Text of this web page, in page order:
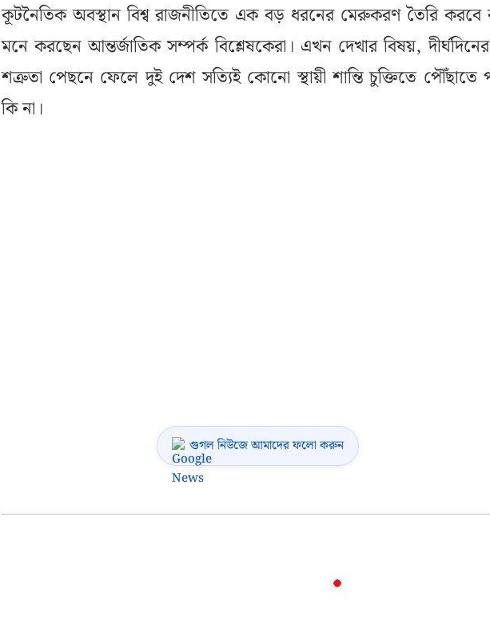
কূটনৈতিক অবস্থান বিশ্ব রাজনীতিতে এক বড় ধরনের মেরুকরণ তৈরি করবে
মনে করছেন আন্তর্জাতিক সম্পর্ক বিশ্লেষকেরা। এখন দেখার বিষয়,
শত্রুতা পেছনে ফেলে দুই দেশ সত্যিই কোনো স্থায়ী শান্তি চুক্তিতে পৌঁছাতে
কি না।
গুগল নিউজে আমাদের ফলো করুন